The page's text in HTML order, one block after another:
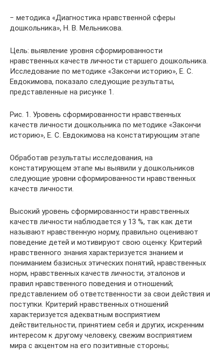
− методика «Диагностика нравственной сферы
дошкольника», Н. В. Мельникова.
Цель: выявление уровня сформированности
нравственных качеств личности старшего дошкольника.
Исследование по методике «Закончи историю», Е. С.
Евдокимова, показало следующие результаты,
представленные на рисунке 1.
Рис. 1. Уровень сформированности нравственных
качеств личности дошкольника по методике «Закончи
историю», Е. С. Евдокимова на констатирующим этапе
Обработав результаты исследования, на
констатирующем этапе мы выявили у дошкольников
следующие уровни сформированности нравственных
качеств личности.
Высокий уровень сформированности нравственных
качеств личности наблюдается у 13 %, так как дети
называют нравственную норму, правильно оценивают
поведение детей и мотивируют свою оценку. Критерий
нравственного знания характеризуется знанием и
пониманием базисных этических понятий, нравственных
норм, нравственных качеств личности, эталонов и
правил нравственного поведения и отношений;
представлением об ответственности за свои действия и
поступки. Критерий нравственных отношений
характеризуется адекватным восприятием
действительности, принятием себя и других, искренним
интересом к другому человеку, свежим восприятием
мира с акцентом на его позитивные стороны;